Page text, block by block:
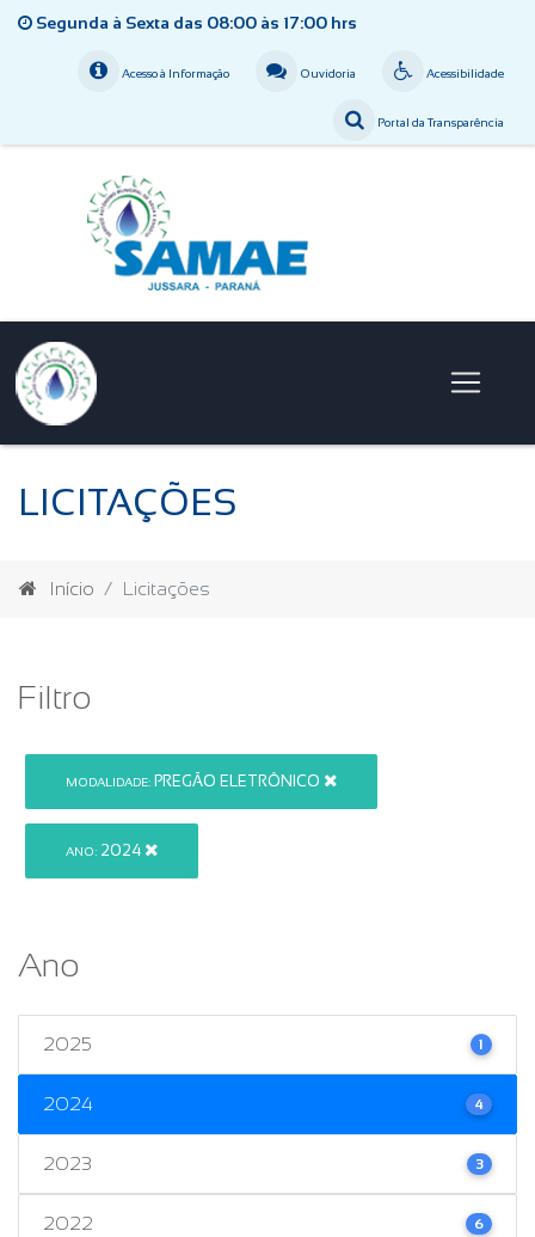
Segunda à Sexta das 08:00 às 17:00 hrs
Acessibilidade
Ouvidoria
Acesso à Informação
Portal da Transparência
LICITAÇÕES
Início Licitações
Filtro
MODALIDADE: PREGÃO ELETRÔNICO
ANO: 2024
Ano
2025 1
2024 4
2023 3
2022 6